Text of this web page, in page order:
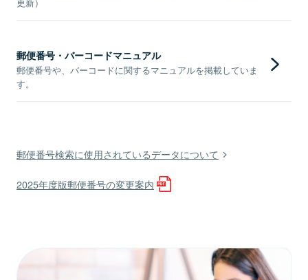
更新）
郵便番号・バーコードマニュアル
郵便番号や、バーコードに関するマニュアルを掲載していま
す。
郵便番号検索に使用されているデータについて
2025年度版郵便番号の変更案内